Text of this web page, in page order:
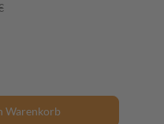
Warenkorb